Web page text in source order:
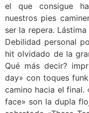
el que consigue
nuestros pies
ser la repera.
Debilidad personal
hit olvidado de la
Qué más decir?
day» con toques
camino hacia el final.
face» son la dupla